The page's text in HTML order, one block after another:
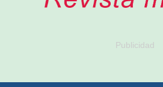
Publicidad